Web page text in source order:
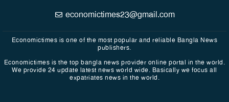
economictimes23@gmail.com
Economictimes is one of the most popular and reliable Bangla News
publishers.
Economictimes is the top bangla news provider online portal in the world.
We provide 24 update latest news world wide. Basically we focus all
expatriates news in the world.